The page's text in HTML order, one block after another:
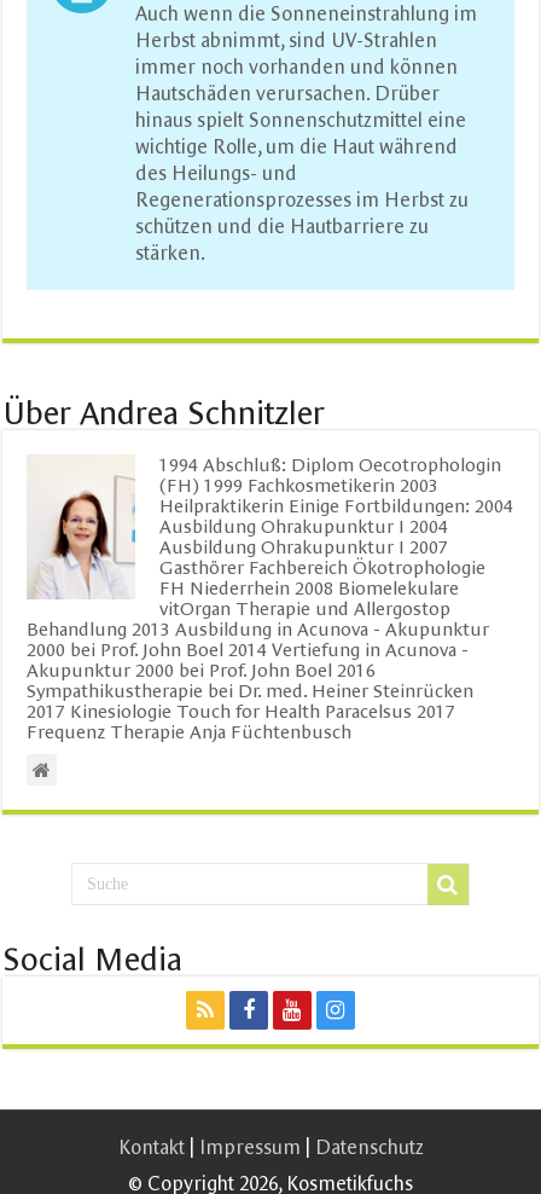
Auch wenn die Sonneneinstrahlung im
Herbst abnimmt, sind UV-Strahlen
immer noch vorhanden und können
Hautschäden verursachen. Drüber
hinaus spielt Sonnenschutzmittel eine
wichtige Rolle, um die Haut während
des Heilungs- und
Regenerationsprozesses im Herbst zu
schützen und die Hautbarriere zu
stärken.
Über Andrea Schnitzler
1994 Abschluß: Diplom Oecotrophologin
(FH) 1999 Fachkosmetikerin 2003
Heilpraktikerin Einige Fortbildungen: 2004
Ausbildung Ohrakupunktur I 2004
Ausbildung Ohrakupunktur I 2007
Gasthörer Fachbereich Ökotrophologie
FH Niederrhein 2008 Biomelekulare
vitOrgan Therapie und Allergostop
Behandlung 2013 Ausbildung in Acunova - Akupunktur
2000 bei Prof. John Boel 2014 Vertiefung in Acunova -
Akupunktur 2000 bei Prof. John Boel 2016
Sympathikustherapie bei Dr. med. Heiner Steinrücken
2017 Kinesiologie Touch for Health Paracelsus 2017
Frequenz Therapie Anja Füchtenbusch
Social Media
Kontakt| Impressum
Datenschutz
© Copyright 2026, Kosmetikfuchs